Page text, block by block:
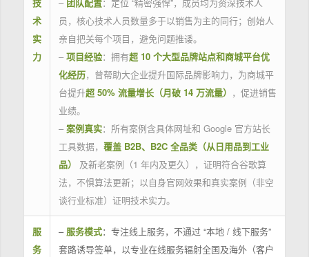
术
实
力
员，核心技术人员数量多于以销售为主的同行；创始人
亲自把关每个项目，避免问题推诿。
– 项目经验：拥有超 10 个大型品牌站点和商城平台优
化经历，曾帮助大企业提升国际品牌影响力，为商城平
台提升超 50% 流量增长（月破 14 万流量） ，促进销售
业绩。
– 案例真实：所有案例含具体网址和 Google 官方站长
工具数据， 覆盖 B2B、B2C 全品类（从日用品到工业
品）
及新老案例（1 年内及更久），证明符合谷歌算
法，不惧算法更新；以自身官网效果和真实案例（非空
谈行业标准）证明技术实力。
服
务
– 服务模式：专注线上服务，不通过 “本地 / 线下服务”
套路诱导签单，以专业在线服务辐射全国及海外（客户